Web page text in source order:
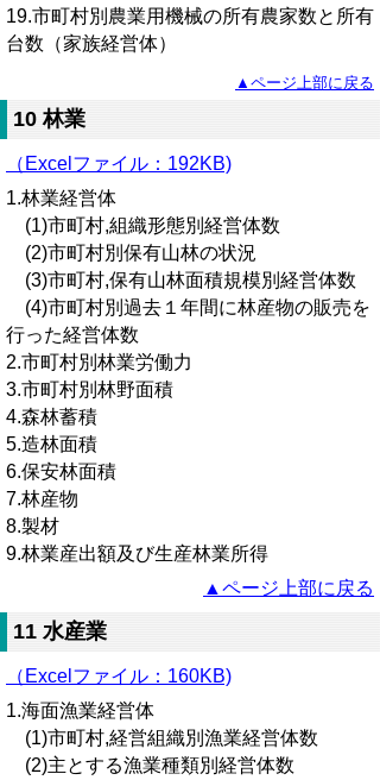
19.市町村別農業用機械の所有農家数と所有
台数（家族経営体）
▲ページ上部に戻る
10 林業
（Excelファイル：192KB)
1.林業経営体
(1)市町村,組織形態別経営体数
(2)市町村別保有山林の状況
(3)市町村,保有山林面積規模別経営体数
(4)市町村別過去１年間に林産物の販売を
行った経営体数
2.市町村別林業労働力
3.市町村別林野面積
4.森林蓄積
5.造林面積
6.保安林面積
7.林産物
8.製材
9.林業産出額及び生産林業所得
▲ページ上部に戻る
11 水産業
（Excelファイル：160KB)
1.海面漁業経営体
(1)市町村,経営組織別漁業経営体数
(2)主とする漁業種類別経営体数